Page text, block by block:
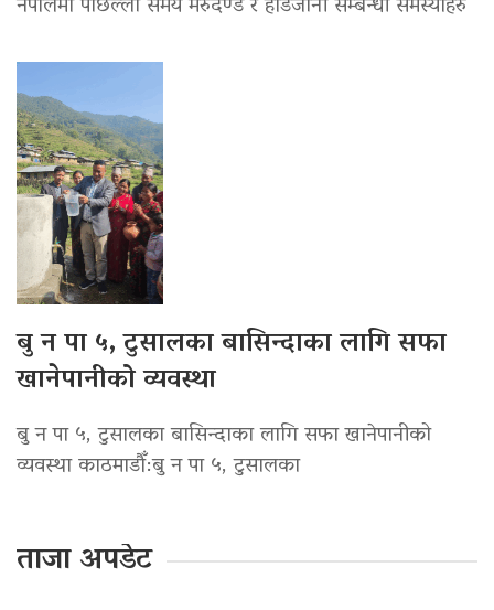
बु न पा ५, टुसालका बासिन्दाका लागि सफा
खानेपानीको व्यवस्था
बु न पा ५, टुसालका बासिन्दाका लागि सफा खानेपानीको
व्यवस्था काठमाडौँ:बु न पा ५, टुसालका
ताजा अपडेट